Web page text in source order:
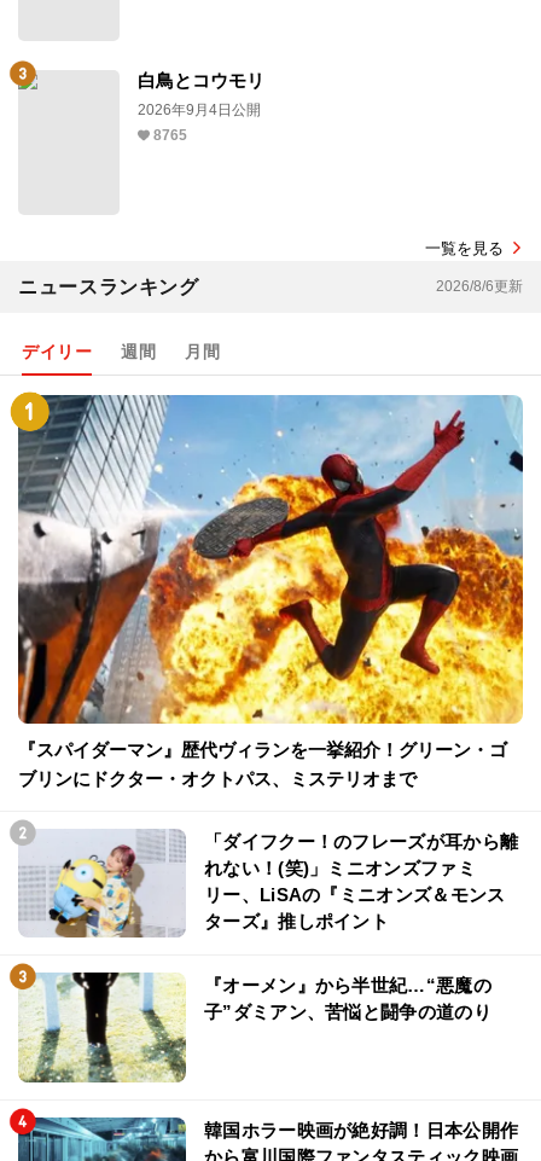
白鳥とコウモリ
2026年9月4日公開
8765
一覧を見る
ニュースランキング 2026/8/6更新
デイリー 週間 月間
『スパイダーマン』歴代ヴィランを一挙紹介！グリーン・ゴ
ブリンにドクター・オクトパス、ミステリオまで
「ダイフクー！のフレーズが耳から離
れない！(笑)」ミニオンズファミ
リー、LiSAの『ミニオンズ＆モンス
ターズ』推しポイント
『オーメン』から半世紀…“悪魔の
子”ダミアン、苦悩と闘争の道のり
韓国ホラー映画が絶好調！日本公開作
から富川国際ファンタスティック映画